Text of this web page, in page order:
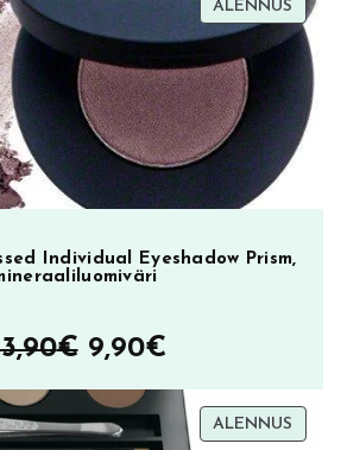
23,90€.
on:
9,90€.
ALENNUS
Individual Eyeshadow Prism,
€ Alkuperäinen
hinta
oli:
9,90€Nykyinen
hinta
on: ALENNUS